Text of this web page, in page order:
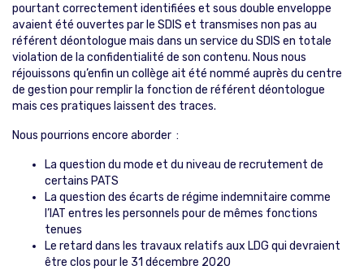
pourtant correctement identifiées et sous double enveloppe
avaient été ouvertes par le SDIS et transmises non pas au
référent déontologue mais dans un service du SDIS en totale
violation de la confidentialité de son contenu. Nous nous
réjouissons qu’enfin un collège ait été nommé auprès du centre
de gestion pour remplir la fonction de référent déontologue
mais ces pratiques laissent des traces.
Nous pourrions encore aborder :
La question du mode et du niveau de recrutement de
certains PATS
La question des écarts de régime indemnitaire comme
l’IAT entres les personnels pour de mêmes fonctions
tenues
Le retard dans les travaux relatifs aux LDG qui devraient
être clos pour le 31 décembre 2020